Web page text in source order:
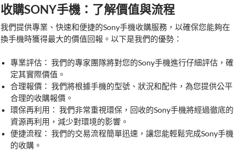
收購SONY手機：了解價值與流程
我們提供專業、快速和便捷的Sony手機收購服務，以確保您能夠在
換手機時獲得最大的價值回報。以下是我們的優勢：
專業評估： 我們的專家團隊將對您的Sony手機進行仔細評估，確
定其實際價值。
合理報價： 我們將根據手機的型號、狀況和配件，為您提供公平
合理的收購報價。
環保再利用： 我們非常重視環保，回收的Sony手機將經過徹底的
資源再利用，減少對環境的影響。
便捷流程： 我們的交易流程簡單迅速，讓您能輕鬆完成Sony手機
的收購。